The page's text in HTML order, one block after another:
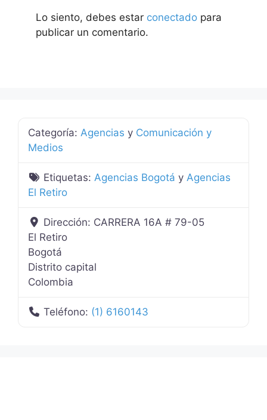
Lo siento, debes estar conectado para
publicar un comentario.
Categoría: Agencias y Comunicación y
Medios
Etiquetas: Agencias Bogotá y Agencias
El Retiro
Dirección: CARRERA 16A # 79-05
El Retiro
Bogotá
Distrito capital
Colombia
Teléfono: (1) 6160143